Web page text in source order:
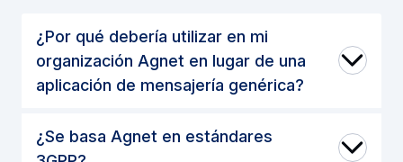
¿Por qué debería utilizar en mi
organización Agnet en lugar de una
aplicación de mensajería genérica?
¿Se basa Agnet en estándares